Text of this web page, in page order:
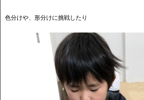
色分けや、形分けに挑戦したり